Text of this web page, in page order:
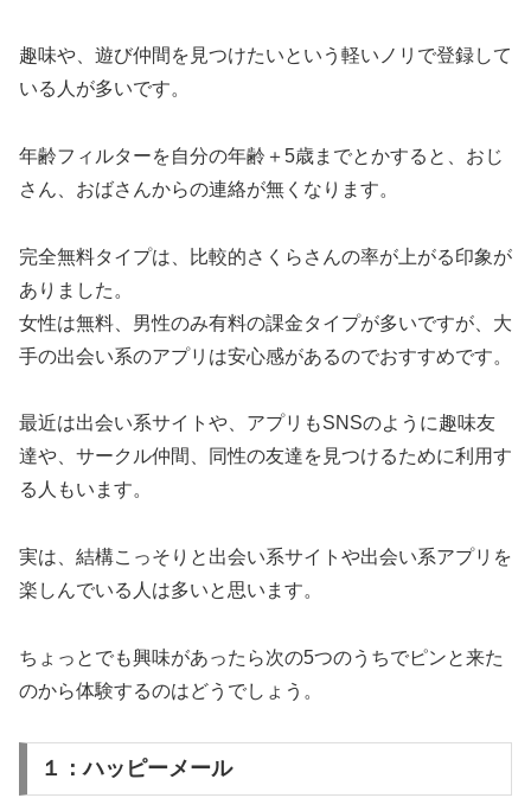
趣味や、遊び仲間を見つけたいという軽いノリで登録して
いる人が多いです。
年齢フィルターを自分の年齢＋5歳までとかすると、おじ
さん、おばさんからの連絡が無くなります。
完全無料タイプは、比較的さくらさんの率が上がる印象が
ありました。
女性は無料、男性のみ有料の課金タイプが多いですが、大
手の出会い系のアプリは安心感があるのでおすすめです。
最近は出会い系サイトや、アプリもSNSのように趣味友
達や、サークル仲間、同性の友達を見つけるために利用す
る人もいます。
実は、結構こっそりと出会い系サイトや出会い系アプリを
楽しんでいる人は多いと思います。
ちょっとでも興味があったら次の5つのうちでピンと来た
のから体験するのはどうでしょう。
１：ハッピーメール